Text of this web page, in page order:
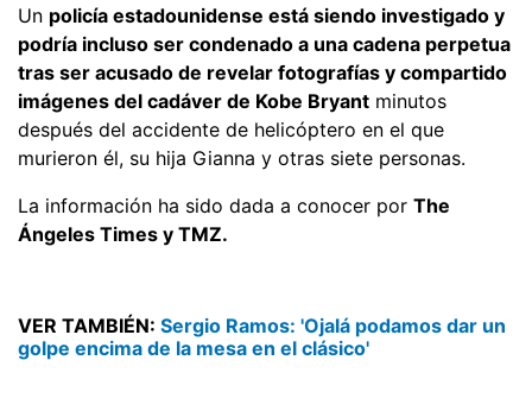
Un policía estadounidense está siendo investigado y
podría incluso ser condenado a una cadena perpetua
tras ser acusado de revelar fotografías y compartido
imágenes del cadáver de Kobe Bryant minutos
después del accidente de helicóptero en el que
murieron él, su hija Gianna y otras siete personas.
La información ha sido dada a conocer por The
Ángeles Times y TMZ.
VER TAMBIÉN: Sergio Ramos: 'Ojalá podamos dar un
golpe encima de la mesa en el clásico'